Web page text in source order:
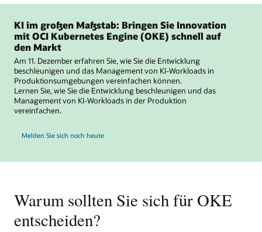
KI im großen Maßstab: Bringen Sie Innovation
mit OCI Kubernetes Engine (OKE) schnell auf
den Markt
Am 11. Dezember erfahren Sie, wie Sie die Entwicklung
beschleunigen und das Management von KI-Workloads in
Produktionsumgebungen vereinfachen können.
Lernen Sie, wie Sie die Entwicklung beschleunigen und das
Management von KI-Workloads in der Produktion
vereinfachen.
Melden Sie sich noch heute
Warum sollten Sie sich für OKE
entscheiden?